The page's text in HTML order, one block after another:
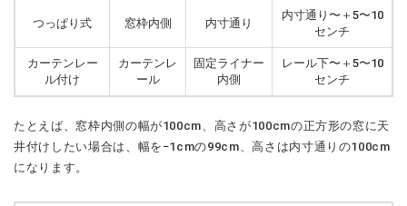
つっぱり式 窓枠内側 内寸通り
内寸通り〜＋5〜10
センチ
カーテンレー
ル付け
カーテンレ
ール
固定ライナー
内側
レール下〜＋5〜10
センチ
たとえば、窓枠内側の幅が100cm、高さが100cmの正方形の窓に天
井付けしたい場合は、幅を−1cmの99cm、高さは内寸通りの100cm
になります。